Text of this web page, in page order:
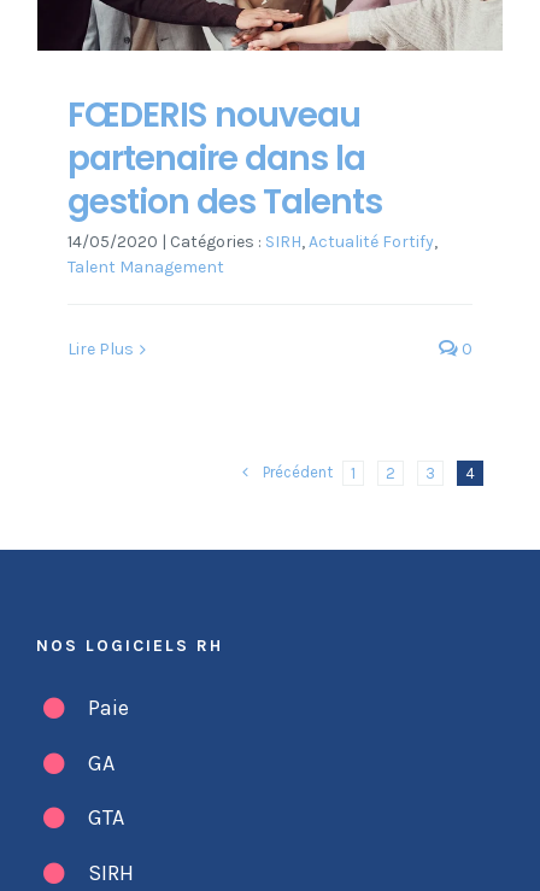
FŒDERIS nouveau
partenaire dans la
gestion des Talents
14/05/2020 | Catégories : SIRH,Actualité Fortify,
Talent Management
Lire Plus 0
Précédent 1 2 3 4
NOS LOGICIELS RH
Paie
GA
GTA
SIRH